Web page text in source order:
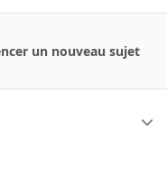
un nouveau sujet